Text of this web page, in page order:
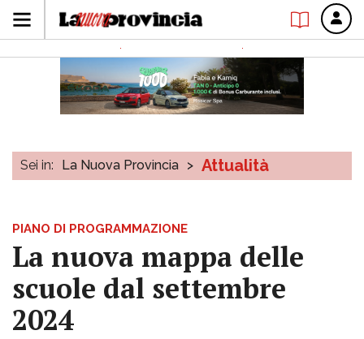
Sei in: La Nuova Provincia > Attualità
PIANO DI PROGRAMMAZIONE
La nuova mappa delle
scuole dal settembre
2024